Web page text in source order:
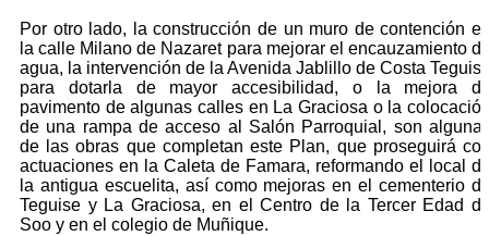
Por otro lado, la construcción de un muro de contención
la calle Milano de Nazaret para mejorar el encauzamiento
agua, la intervención de la Avenida Jablillo de Costa
para dotarla de mayor accesibilidad, o la mejora
pavimento de algunas calles en La Graciosa o la
de una rampa de acceso al Salón Parroquial, son
de las obras que completan este Plan, que proseguirá
actuaciones en la Caleta de Famara, reformando el local
la antigua escuelita, así como mejoras en el cementerio
Teguise y La Graciosa, en el Centro de la Tercer Edad
Soo y en el colegio de Muñique.